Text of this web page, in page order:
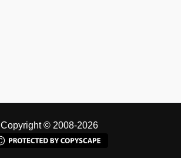
Copyright © 2008-2026